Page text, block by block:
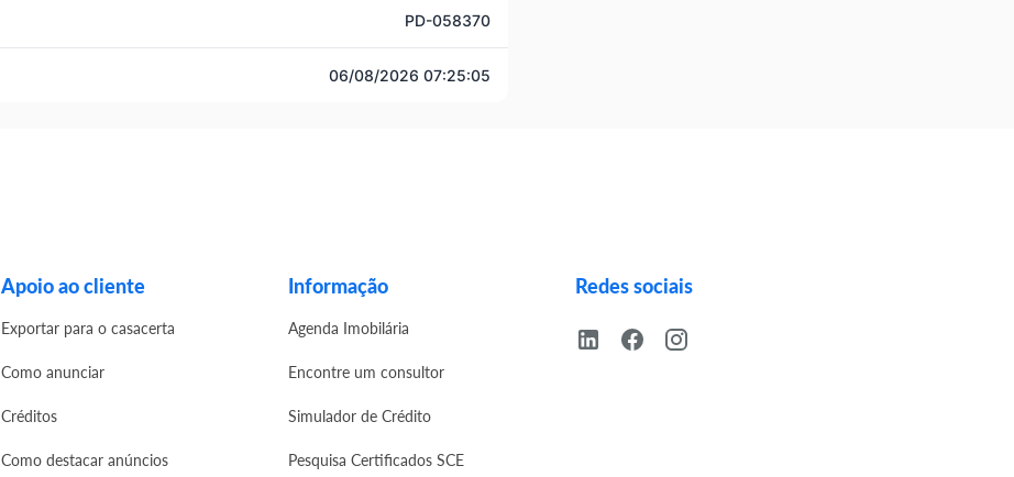
PD-058370
06/08/2026 07:25:05
Apoio ao cliente
Exportar para o casacerta
Como anunciar
Créditos
Como destacar anúncios
Informação
Agenda Imobilária
Encontre um consultor
Simulador de Crédito
Pesquisa Certificados SCE
Redes sociais